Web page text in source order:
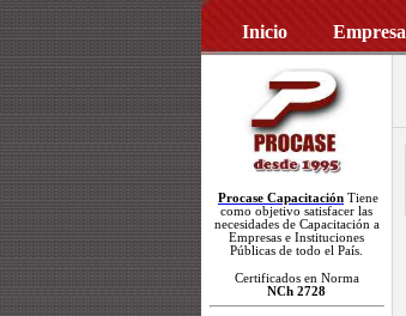
Inicio Empresa
Procase Capacitación Tiene
como objetivo satisfacer las
necesidades de Capacitación a
Empresas e Instituciones
Públicas de todo el País.
Certificados en Norma
NCh 2728